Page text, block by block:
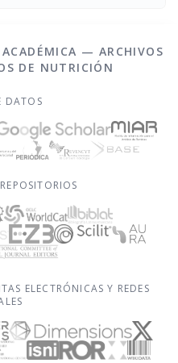
— ARCHIVOS
DE NUTRICIÓN
DATOS
ELECTRÓNICAS Y REDES